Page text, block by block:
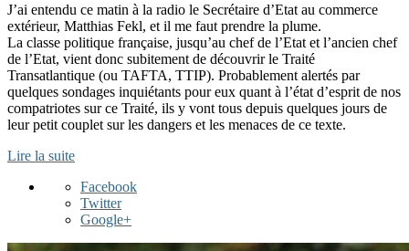
J’ai entendu ce matin à la radio le Secrétaire d’Etat au commerce
extérieur, Matthias Fekl, et il me faut prendre la plume.
La classe politique française, jusqu’au chef de l’Etat et l’ancien chef
de l’Etat, vient donc subitement de découvrir le Traité
Transatlantique (ou TAFTA, TTIP). Probablement alertés par
quelques sondages inquiétants pour eux quant à l’état d’esprit de nos
compatriotes sur ce Traité, ils y vont tous depuis quelques jours de
leur petit couplet sur les dangers et les menaces de ce texte.
Lire la suite
Facebook
Twitter
Google+